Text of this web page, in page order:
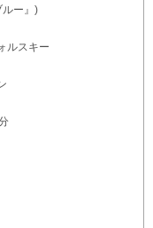
ー』)
ルスキー